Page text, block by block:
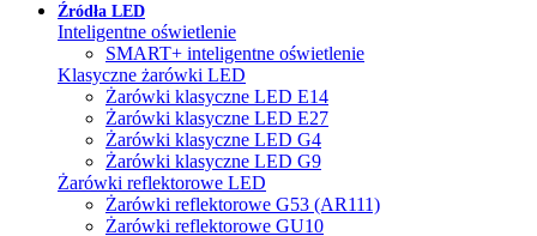
Źródła LED
Inteligentne oświetlenie
SMART+ inteligentne oświetlenie
Klasyczne żarówki LED
Żarówki klasyczne LED E14
Żarówki klasyczne LED E27
Żarówki klasyczne LED G4
Żarówki klasyczne LED G9
Żarówki reflektorowe LED
Żarówki reflektorowe G53 (AR111)
Żarówki reflektorowe GU10